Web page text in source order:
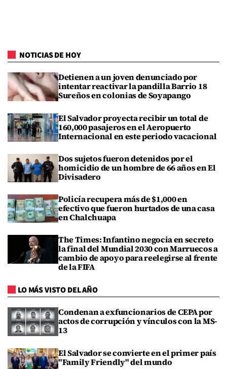
NOTICIAS DE HOY
Detienen a un joven denunciado por
intentar reactivar la pandilla Barrio 18
Sureños en colonias de Soyapango
El Salvador proyecta recibir un total de
160,000 pasajeros en el Aeropuerto
Internacional en este periodo vacacional
Dos sujetos fueron detenidos por el
homicidio de un hombre de 66 años en El
Divisadero
Policía recupera más de $1,000 en
efectivo que fueron hurtados de una casa
en Chalchuapa
The Times: Infantino negocia en secreto
la final del Mundial 2030 con Marruecos a
cambio de apoyo para reelegirse al frente
de la FIFA
LO MÁS VISTO DEL AÑO
Condenan a exfuncionarios de CEPA por
actos de corrupción y vínculos con la MS-
13
El Salvador se convierte en el primer país
"Family Friendly" del mundo